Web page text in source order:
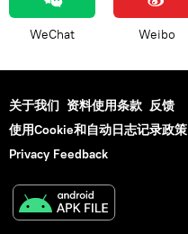
WeChat Weibo
关于我们 资料使用条款 反馈
使用Cookie和自动日志记录政策
Privacy Feedback